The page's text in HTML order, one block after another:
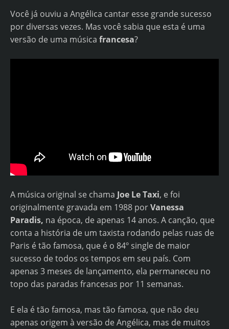
Você já ouviu a Angélica cantar esse grande sucesso
por diversas vezes. Mas você sabia que esta é uma
versão de uma música francesa?
A música original se chama Joe Le Taxi, e foi
originalmente gravada em 1988 porVanessa
Paradis, na época, de apenas 14 anos. A canção, que
conta a história de um taxista rodando pelas ruas de
Paris é tão famosa, que é o 84º single de maior
sucesso de todos os tempos em seu país. Com
apenas 3 meses de lançamento, ela permaneceu no
topo das paradas francesas por 11 semanas.
E ela é tão famosa, mas tão famosa, que não deu
apenas origem à versão de Angélica, mas de muitos